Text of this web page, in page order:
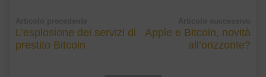
L’esplosione dei servizi di
prestito Bitcoin
Apple e Bitcoin, novità
all’orizzonte?